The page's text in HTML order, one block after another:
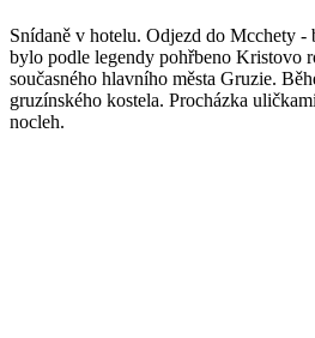
Snídaně v hotelu. Odjezd do Mcchety
bylo podle legendy pohřbeno Kristovo
současného hlavního města Gruzie.
gruzínského kostela. Procházka
nocleh.